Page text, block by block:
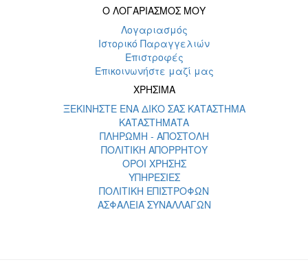
Ο ΛΟΓΑΡΙΑΣΜΟΣ ΜΟΥ
Λογαριασμός
Ιστορικό Παραγγελιών
Επιστροφές
Επικοινωνήστε μαζί μας
ΧΡΗΣΙΜΑ
ΞΕΚΙΝΗΣΤΕ ΕΝΑ ΔΙΚΟ ΣΑΣ ΚΑΤΑΣΤΗΜΑ
ΚΑΤΑΣΤΗΜΑΤΑ
ΠΛΗΡΩΜΗ - ΑΠΟΣΤΟΛΗ
ΠΟΛΙΤΙΚΗ ΑΠΟΡΡΗΤΟΥ
ΟΡΟΙ ΧΡΗΣΗΣ
ΥΠΗΡΕΣΙΕΣ
ΠΟΛΙΤΙΚΗ ΕΠΙΣΤΡΟΦΩΝ
ΑΣΦΑΛΕΙΑ ΣΥΝΑΛΛΑΓΩΝ